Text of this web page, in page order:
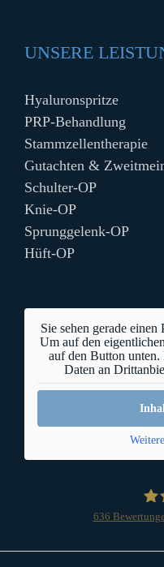
UNSERE
Hyaluronspritze
PRP-Behandlung
Stammzellentherapie
Gutachten &
Schulter-OP
Knie-OP
Sprunggelenk-OP
Hüft-OP
Sie sehen gerade
Um auf den
auf den Button unten.
Daten an
636